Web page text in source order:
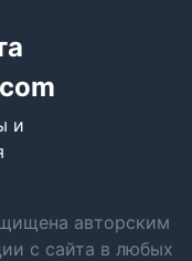
и
авторским
с сайта в любых